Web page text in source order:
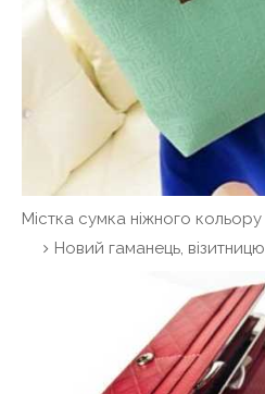
Містка сумка ніжного кольору
Новий гаманець, візитницю.